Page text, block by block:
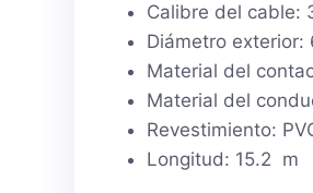
Calibre del cable:
Diámetro exterior:
Material del
Material del
Revestimiento:
Longitud: 15.2 m